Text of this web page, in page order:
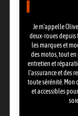
Je m’appelle
deux-roues depuis
les marques et
des motos, tout
entretien et
l’assurance et des
toute sérénité. Mon
et accessibles